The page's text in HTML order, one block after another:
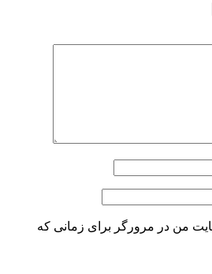
من در مرورگر برای زمانی که